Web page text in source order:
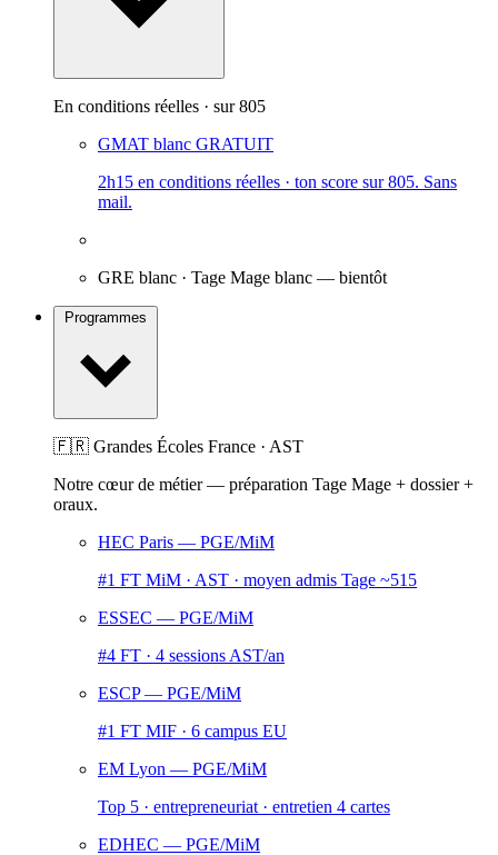
En conditions réelles · sur 805
GMAT blanc GRATUIT
2h15 en conditions réelles · ton score sur 805. Sans
mail.
GRE blanc · Tage Mage blanc — bientôt
🇫🇷 Grandes Écoles France · AST
Notre cœur de métier — préparation Tage Mage + dossier +
oraux.
HEC Paris — PGE/MiM
#1 FT MiM · AST · moyen admis Tage ~515
ESSEC — PGE/MiM
#4 FT · 4 sessions AST/an
ESCP— PGE/MiM
#1 FT MIF · 6 campus EU
EM Lyon — PGE/MiM
Top 5 · entrepreneuriat · entretien 4 cartes
EDHEC — PGE/MiM